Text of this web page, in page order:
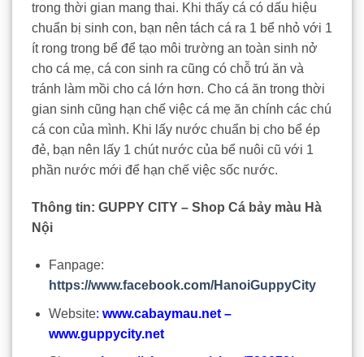
trong thời gian mang thai. Khi thấy cá có dấu hiệu
chuẩn bị sinh con, bạn nên tách cá ra 1 bể nhỏ với 1
ít rong trong bể để tạo môi trường an toàn sinh nở
cho cá mẹ, cá con sinh ra cũng có chỗ trú ăn và
tránh làm mồi cho cá lớn hơn. Cho cá ăn trong thời
gian sinh cũng hạn chế việc cá mẹ ăn chính các chú
cá con của mình. Khi lấy nước chuẩn bị cho bể ép
đẻ, bạn nên lấy 1 chút nước của bể nuôi cũ với 1
phần nước mới để hạn chế việc sốc nước.
Thông tin: GUPPY CITY – Shop Cá bảy màu Hà
Nội
Fanpage:
https://www.facebook.com/HanoiGuppyCity
Website: www.cabaymau.net–
www.guppycity.net